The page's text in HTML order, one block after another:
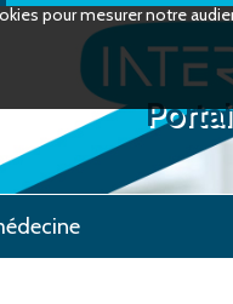
pour mesurer notre